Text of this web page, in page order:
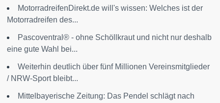
MotorradreifenDirekt.de will's wissen: Welches ist der
Motorradreifen des...
Pascoventral® - ohne Schöllkraut und nicht nur deshalb
eine gute Wahl bei...
Weiterhin deutlich über fünf Millionen Vereinsmitglieder
/ NRW-Sport bleibt...
Mittelbayerische Zeitung: Das Pendel schlägt nach